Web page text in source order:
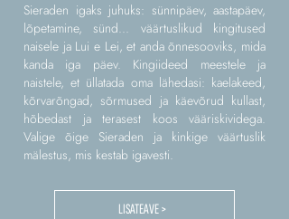
Sieraden igaks juhuks: sünnipäev, aastapäev,
lõpetamine, sünd... väärtuslikud kingitused
naisele ja Lui e Lei, et anda õnnesooviks, mida
kanda iga päev. Kingiideed meestele ja
naistele, et üllatada oma lähedasi: kaelakeed,
kõrvarõngad, sõrmused ja käevõrud kullast,
hõbedast ja terasest koos vääriskividega.
Valige õige Sieraden ja kinkige väärtuslik
mälestus, mis kestab igavesti.
LISATEAVE >